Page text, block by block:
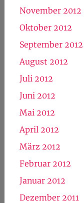
November 2012
Oktober 2012
September 2012
August 2012
Juli 2012
Juni 2012
Mai 2012
April 2012
März 2012
Februar 2012
Januar 2012
Dezember 2011